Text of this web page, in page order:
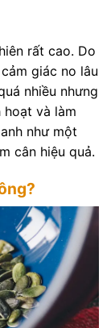
rất cao. Do
giác no lâu
nhiều nhưng
hoạt và làm
như một
cân hiệu quả.